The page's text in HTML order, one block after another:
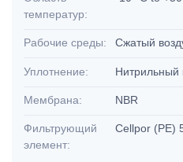
температур:
Рабочие среды: Сжатый
Уплотнение: Нитрильный
Мембрана: NBR
Фильтрующий
элемент:
Cellpor (PE)